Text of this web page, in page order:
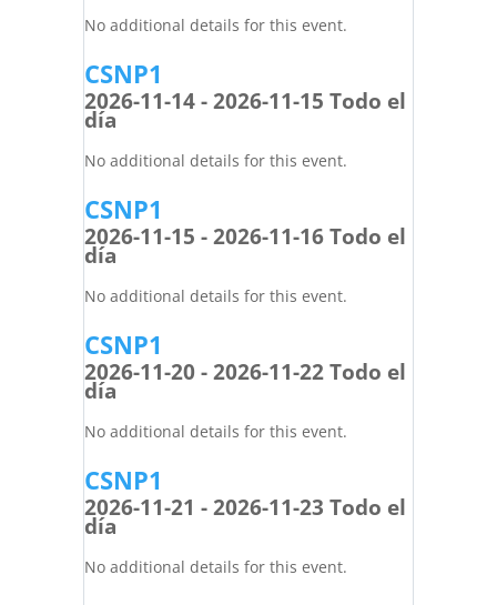
No additional details for this event.
CSNP1
2026-11-14 - 2026-11-15 Todo el
día
No additional details for this event.
CSNP1
2026-11-15 - 2026-11-16 Todo el
día
No additional details for this event.
CSNP1
2026-11-20 - 2026-11-22 Todo el
día
No additional details for this event.
CSNP1
2026-11-21 - 2026-11-23 Todo el
día
No additional details for this event.